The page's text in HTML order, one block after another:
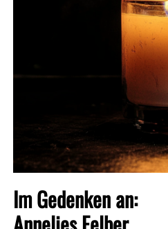
Im Gedenken an: